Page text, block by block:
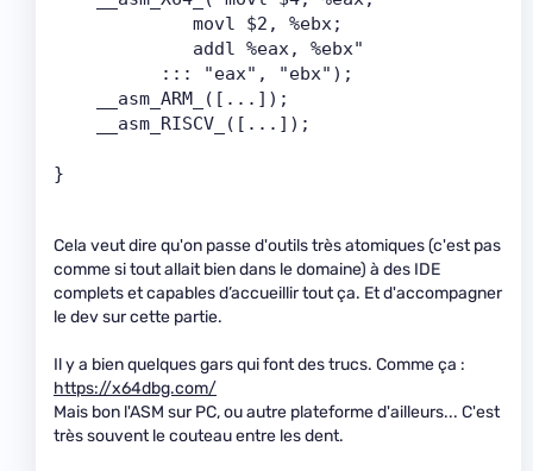
             movl $2, %ebx;
             addl %eax, %ebx"
          ::: "eax", "ebx");
    __asm_ARM_([...]);
    __asm_RISCV_([...]);
}
Cela veut dire qu'on passe d'outils très atomiques (c'est pas
comme si tout allait bien dans le domaine) à des IDE
complets et capables d’accueillir tout ça. Et d'accompagner
le dev sur cette partie.
Il y a bien quelques gars qui font des trucs. Comme ça :
https://x64dbg.com/
Mais bon l'ASM sur PC, ou autre plateforme d'ailleurs... C'est
très souvent le couteau entre les dent.